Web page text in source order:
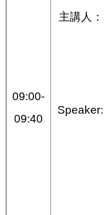
09:00-
09:40
主講人：
Speaker: